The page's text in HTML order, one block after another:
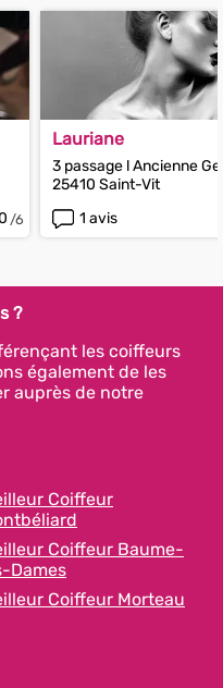
Lauriane
3 passage l Ancienne
25410 Saint-Vit
1 avis
?
les coiffeurs
également de les
auprès de notre
Coiffeur
Coiffeur Baume-
Dames
Coiffeur Morteau